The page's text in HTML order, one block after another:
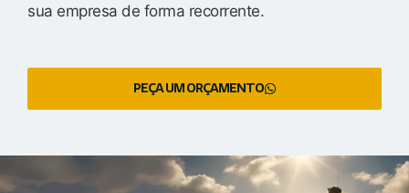
sua empresa de forma recorrente.
PEÇA UM ORÇAMENTO